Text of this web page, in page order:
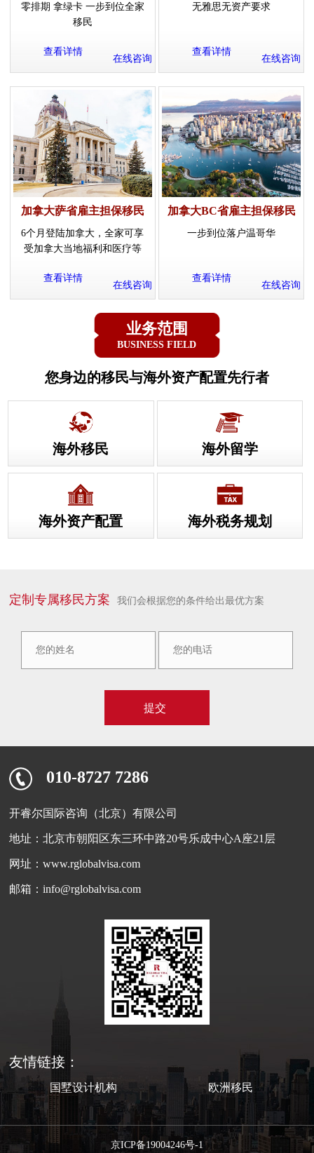
零排期 拿绿卡 一步到位全家
移民
查看详情
在线咨询
无雅思无资产要求
查看详情
在线咨询
加拿大萨省雇主担保移民
6个月登陆加拿大，全家可享
受加拿大当地福利和医疗等
查看详情
在线咨询
加拿大BC省雇主担保移民
一步到位落户温哥华
查看详情
在线咨询
业务范围
BUSINESS FIELD
您身边的移民与海外资产配置先行者
海外移民 海外留学
海外资产配置 海外税务规划
定制专属移民方案 我们会根据您的条件给出最优方案
010-8727 7286
开睿尔国际咨询（北京）有限公司
地址：北京市朝阳区东三环中路20号乐成中心A座21层
网址：www.rglobalvisa.com
邮箱：info@rglobalvisa.com
友情链接：
国墅设计机构 欧洲移民
京ICP备19004246号-1